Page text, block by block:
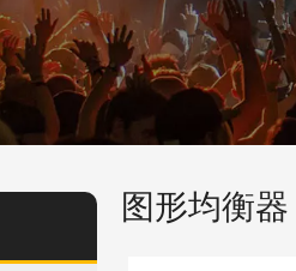
图形均衡器